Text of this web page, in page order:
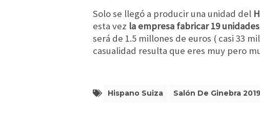
Solo se llegó a producir una unidad del
esta vez la empresa fabricar 19
será de 1.5 millones de euros ( casi 33
casualidad resulta que eres muy pero
Hispano Suiza Salón De Ginebra 2019